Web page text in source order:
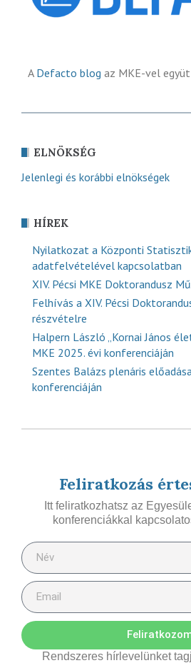
A Defacto blog az MKE-vel
ELNÖKSÉG
Jelenlegi és korábbi elnökségek
HÍREK
Nyilatkozat a Központi
adatfelvételével kapcsolatban
XIV. Pécsi MKE Doktorandusz
Felhívás a XIV. Pécsi
részvételre
Halpern László „Kornai János
MKE 2025. évi konferenciáján
Szentes Balázs plenáris
konferenciáján
Feliratkozás
Itt feliratkozhatsz az
konferenciákkal
Rendszeres hírlevelünket